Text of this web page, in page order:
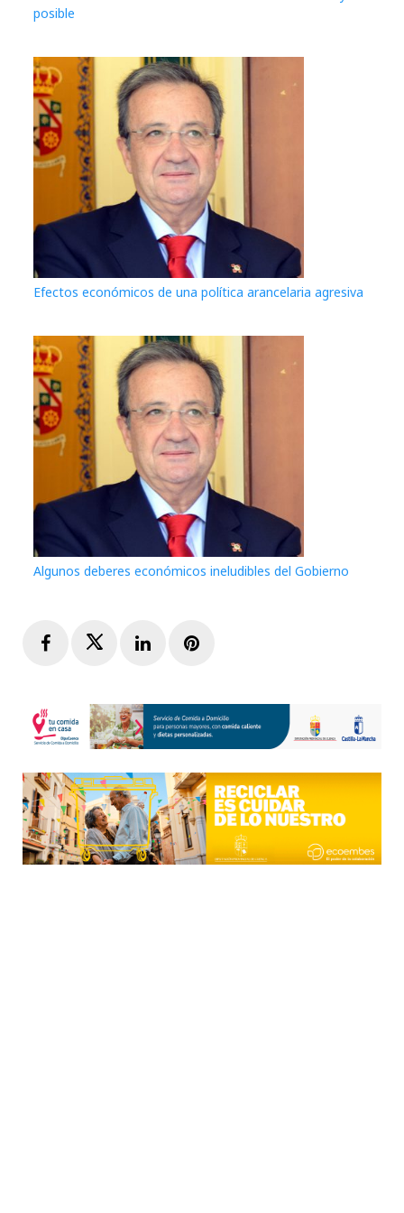
posible
Efectos económicos de una política arancelaria agresiva
Algunos deberes económicos ineludibles del Gobierno
FacebookTwitterLinkedInPinterest